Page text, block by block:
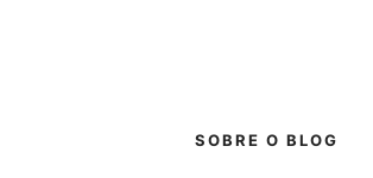
SOBRE O BLOG